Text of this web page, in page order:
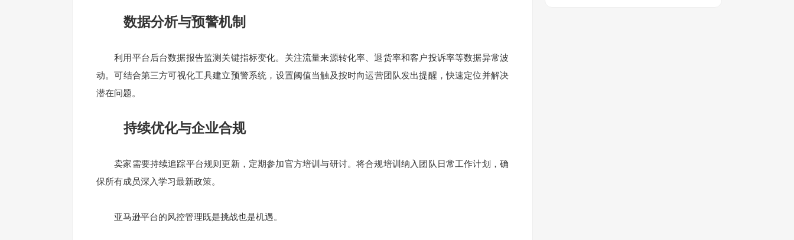
数据分析与预警机制
利用平台后台数据报告监测关键指标变化。关注流量来源转化率、退货率和客户投诉率等数据异常波
动。可结合第三方可视化工具建立预警系统，设置阈值当触及按时向运营团队发出提醒，快速定位并解决
潜在问题。
持续优化与企业合规
卖家需要持续追踪平台规则更新，定期参加官方培训与研讨。将合规培训纳入团队日常工作计划，确
保所有成员深入学习最新政策。
亚马逊平台的风控管理既是挑战也是机遇。